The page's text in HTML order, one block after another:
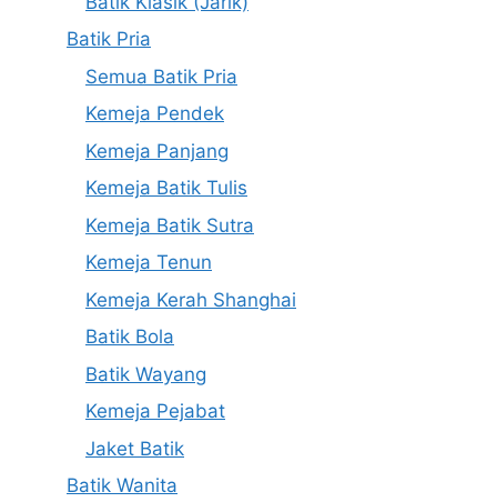
Batik Pria
Semua Batik Pria
Kemeja Pendek
Kemeja Panjang
Kemeja Batik Tulis
Kemeja Batik Sutra
Kemeja Tenun
Kemeja Kerah Shanghai
Batik Bola
Batik Wayang
Kemeja Pejabat
Jaket Batik
Batik Wanita